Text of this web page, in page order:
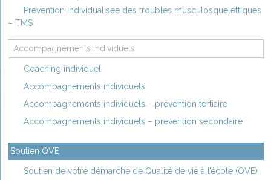
Prévention individualisée des troubles musculosquelettiques
– TMS
Accompagnements individuels
Coaching individuel
Accompagnements individuels
Accompagnements individuels – prévention tertiaire
Accompagnements individuels – prévention secondaire
Soutien QVE
Soutien de votre démarche de Qualité de vie à l’école (QVE)